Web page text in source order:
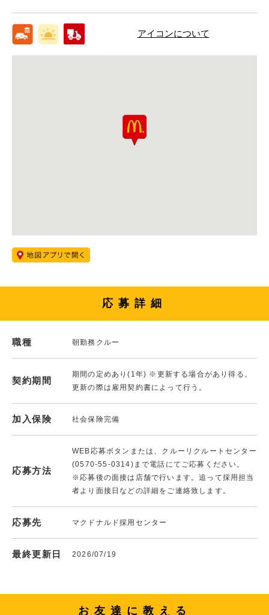
アイコンについて
応募詳細
職種 朝勤務クルー
契約期間
期間の定めあり(1年) ※更新する場合があり得る。
更新の際は雇用契約書によって行う。
加入保険 社会保険完備
応募方法
WEB応募ボタンまたは、クルーリクルートセンター
(0570-55-0314)まで電話にてご応募ください。
※応募後の面接は店舗で行います。追って採用担当
者より面接日などの詳細をご連絡致します。
応募先 マクドナルド採用センター
最終更新日 2026/07/19
お友達に教える